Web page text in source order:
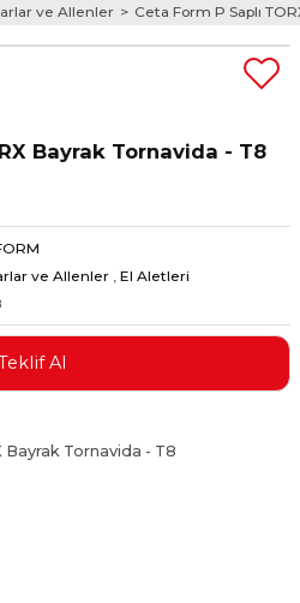
ve Allenler Ceta Form P Saplı
Bayrak Tornavida - T8
ve Allenler , El Aletleri
Al
Bayrak Tornavida - T8